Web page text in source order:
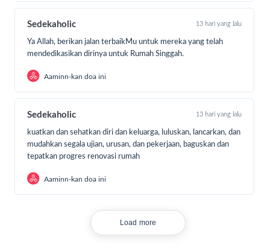
juga menyediakan sembako atau bahan makanan untuk
mencukupi kebutuhan pasien dan keluarga yang
operasional rumah singgah tentu saja tidak sedikit.
bulan hanya untuk memenuhi kebutuhan pangan mereka.
Sedekaholic 13 hari yang lalu
Ya Allah, berikan jalan terbaikMu untuk mereka yang telah
mendedikasikan dirinya untuk Rumah Singgah.
Aaminn-kan doa ini
Sedekaholic 13 hari yang lalu
kuatkan dan sehatkan diri dan keluarga, luluskan, lancarkan, dan
mudahkan segala ujian, urusan, dan pekerjaan, baguskan dan
tepatkan progres renovasi rumah
Aaminn-kan doa ini
Load more